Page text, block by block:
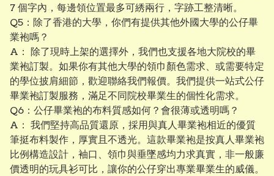
7 個字內，每邊領位置最多可綉兩行，字跡工整清晰。
Q5：除了香港的大學，你們有提供其他外國大學的公仔畢
業袍嗎？
A： 除了現時上架的選擇外，我們也支援各地大院校的畢
業袍訂製。如果你有其他大學的領巾顏色需求、或需要特定
的學位披肩細節，歡迎聯絡我們報價。我們提供一站式公仔
畢業袍訂製服務，滿足不同院校畢業生的個性化需求。
Q6：公仔畢業袍的布料質感如何？會很薄或透明嗎？
A： 我們堅持高品質還原，採用與真人畢業袍相近的優質
筆挺布料製作，厚實且不透光。這款畢業袍是按真人畢業袍
比例構造設計，袖口、領巾與垂墜感均力求真實，非一般廉
價透明的玩具衫可比，讓你的公仔穿出專業畢業生的威儀。